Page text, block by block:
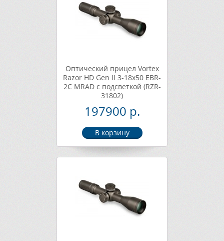
Оптический прицел Vortex
Razor HD Gen II 3-18x50 EBR-
2C MRAD с подсветкой (RZR-
31802)
197900 р.